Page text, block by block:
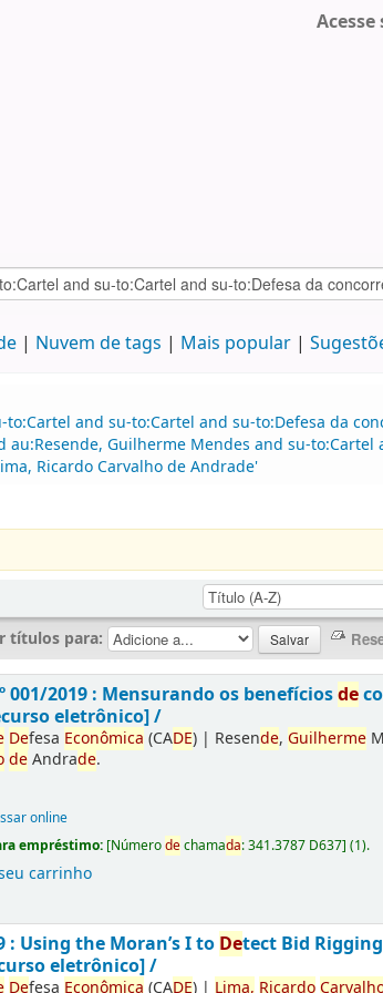
Nuvem de tags Mais popular
and su-to:Cartel and su-to:Defesa da
Guilherme Mendes and su-
Ricardo Carvalho de Andrade'
títulos para:
001/2019 : Mensurando os benefíciosde
eletrônico] /
Defesa Econômica (CADE) | Resende,Guilherme
deAndrade.
online
empréstimo: [Númerodechamada:341.3787 D637](1).
carrinho
: Using the Moran’s I to Detect Bid
eletrônico] /